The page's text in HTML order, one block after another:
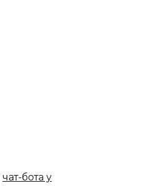
чат-бота у